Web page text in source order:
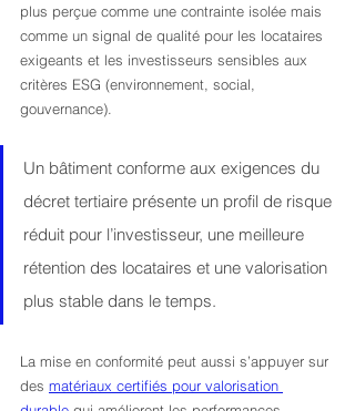
plus perçue comme une contrainte isolée mais
comme un signal de qualité pour les locataires
exigeants et les investisseurs sensibles aux
critères ESG (environnement, social,
gouvernance).
Un bâtiment conforme aux exigences du
décret tertiaire présente un profil de risque
réduit pour l’investisseur, une meilleure
rétention des locataires et une valorisation
plus stable dans le temps.
La mise en conformité peut aussi s’appuyer sur
des matériaux certifiés pour valorisation